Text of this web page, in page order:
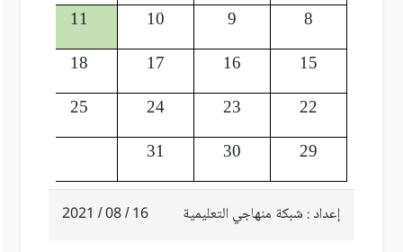
8
9
10
11
15
16
17
18
22
23
24
25
29
30
31
إعداد : شبكة منهاجي التعليمية 16 / 08 / 2021